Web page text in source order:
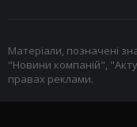
Матеріали, позначені
"Новини компаній",
правах реклами.